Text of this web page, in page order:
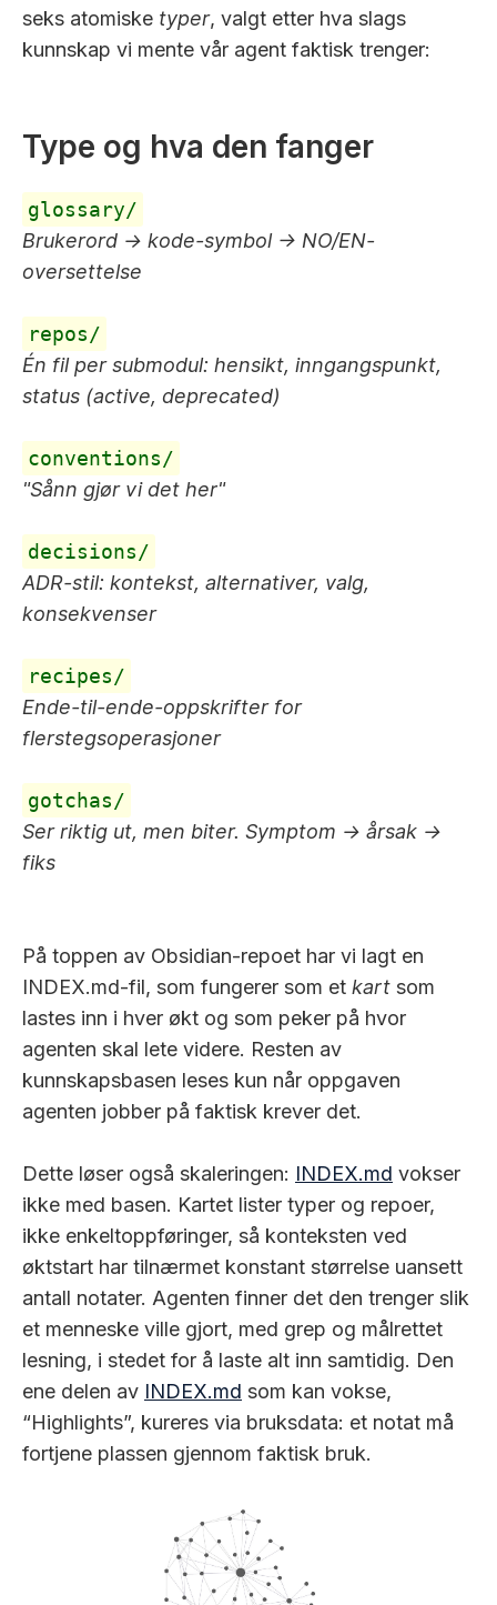
seks atomiske typer, valgt etter hva slags
kunnskap vi mente vår agent faktisk trenger:
Type og hva den fanger
glossary/
Brukerord → kode-symbol → NO/EN-
oversettelse
repos/
Én fil per submodul: hensikt, inngangspunkt,
status (active, deprecated)
conventions/
"Sånn gjør vi det her"
decisions/
ADR-stil: kontekst, alternativer, valg,
konsekvenser
recipes/
Ende-til-ende-oppskrifter for
flerstegsoperasjoner
gotchas/
Ser riktig ut, men biter. Symptom → årsak →
fiks
På toppen av Obsidian-repoet har vi lagt en
INDEX.md-fil, som fungerer som et kart som
lastes inn i hver økt og som peker på hvor
agenten skal lete videre. Resten av
kunnskapsbasen leses kun når oppgaven
agenten jobber på faktisk krever det.
Dette løser også skaleringen: INDEX.md vokser
ikke med basen. Kartet lister typer og repoer,
ikke enkeltoppføringer, så konteksten ved
øktstart har tilnærmet konstant størrelse uansett
antall notater. Agenten finner det den trenger slik
et menneske ville gjort, med grep og målrettet
lesning, i stedet for å laste alt inn samtidig. Den
ene delen av INDEX.md som kan vokse,
“Highlights”, kureres via bruksdata: et notat må
fortjene plassen gjennom faktisk bruk.